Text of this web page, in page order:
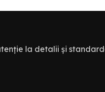
la detalii și